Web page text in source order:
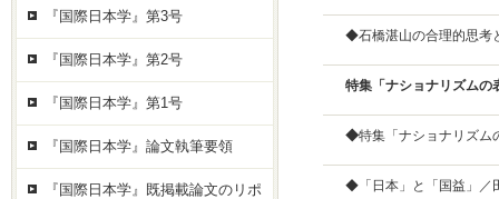
◆石橋湛山の合理的思考
特集「ナショナリズムの
◆特集「ナショナリズム
◆「日本」と「国益」／
『国際日本学』第3号
『国際日本学』第2号
『国際日本学』第1号
『国際日本学』論文執筆要領
『国際日本学』既掲載論文のリポ